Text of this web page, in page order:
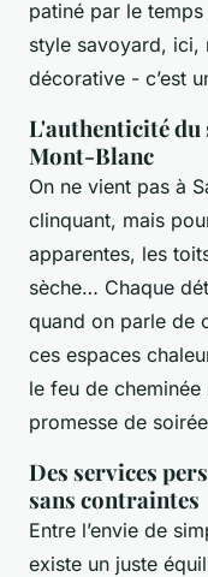
patiné par le
style savoyard, ici,
décorative - c’est
L'authenticité du
Mont-Blanc
On ne vient pas à
clinquant, mais
apparentes, les
sèche… Chaque
quand on parle de
ces espaces
le feu de cheminée
promesse de
Des services
sans contraintes
Entre l’envie de
existe un juste